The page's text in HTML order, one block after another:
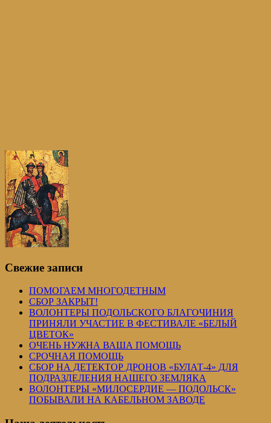
Свежие записи
ПОМОГАЕМ МНОГОДЕТНЫМ
СБОР ЗАКРЫТ!
ВОЛОНТЕРЫ ПОДОЛЬСКОГО БЛАГОЧИНИЯ
ПРИНЯЛИ УЧАСТИЕ В ФЕСТИВАЛЕ «БЕЛЫЙ
ЦВЕТОК»
ОЧЕНЬ НУЖНА ВАША ПОМОЩЬ
СРОЧНАЯ ПОМОЩЬ
СБОР НА ДЕТЕКТОР ДРОНОВ «БУЛАТ-4» ДЛЯ
ПОДРАЗДЕЛЕНИЯ НАШЕГО ЗЕМЛЯКА
ВОЛОНТЕРЫ «МИЛОСЕРДИЕ — ПОДОЛЬСК»
ПОБЫВАЛИ НА КАБЕЛЬНОМ ЗАВОДЕ